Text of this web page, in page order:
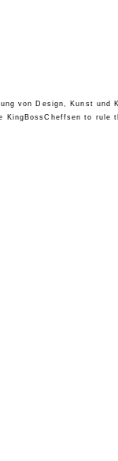
von Design, Kunst und
KingBossCheffsen to